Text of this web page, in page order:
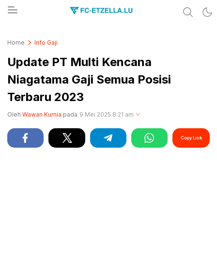
Home Info Gaji
Update PT Multi Kencana
Niagatama Gaji Semua Posisi
Terbaru 2023
Oleh Wawan Kurnia pada 9 Mei 2025 8:21 am
Copy Link